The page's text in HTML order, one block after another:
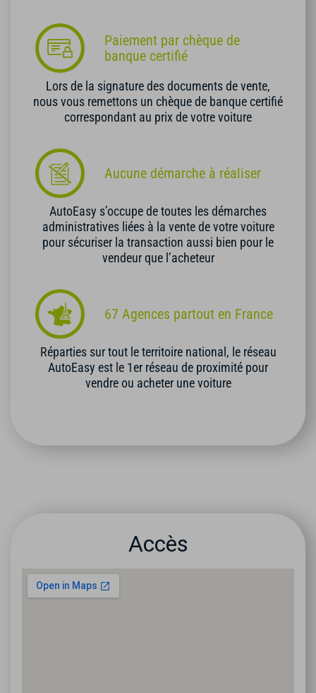
Paiement par chèque de
banque certifié
Lors de la signature des documents de vente,
nous vous remettons un chèque de banque certifié
correspondant au prix de votre voiture
Aucune démarche à réaliser
AutoEasy s’occupe de toutes les démarches
administratives liées à la vente de votre voiture
pour sécuriser la transaction aussi bien pour le
vendeur que l’acheteur
67 Agences partout en France
Réparties sur tout le territoire national, le réseau
AutoEasy est le 1er réseau de proximité pour
vendre ou acheter une voiture
Accès